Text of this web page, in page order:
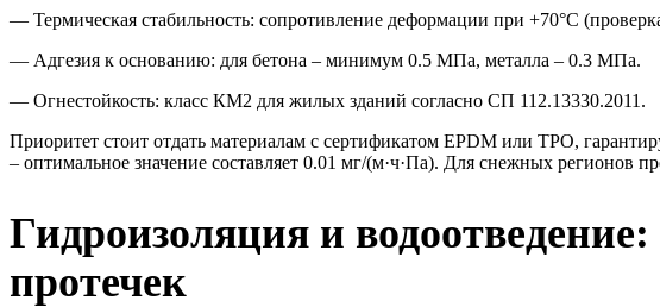
— Термическая стабильность: сопротивление деформации при +70°C
— Адгезия к основанию: для бетона – минимум 0.5 МПа, металла – 0.3 МПа.
— Огнестойкость: класс КМ2 для жилых зданий согласно СП 112.13330.2011.
Приоритет стоит отдать материалам с сертификатом EPDM или TPO,
– оптимальное значение составляет 0.01 мг/(м·ч·Па). Для снежных регионов
Гидроизоляция и
протечек